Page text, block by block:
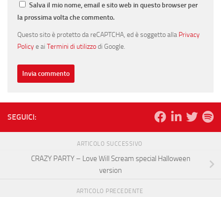
Salva il mio nome, email e sito web in questo browser per
la prossima volta che commento.
Questo sito è protetto da reCAPTCHA, ed è soggetto alla Privacy
Policye ai Termini di utilizzodi Google.
SEGUICI:
ARTICOLO SUCCESSIVO
CRAZY PARTY – Love Will Scream special Halloween
version
ARTICOLO PRECEDENTE